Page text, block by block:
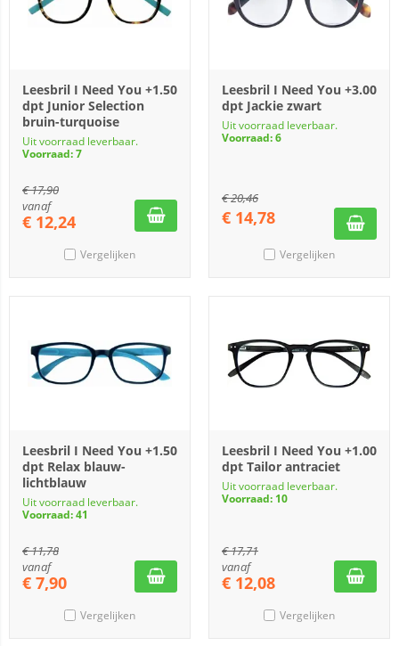
Leesbril I Need You +1.50
dpt Junior Selection
bruin-turquoise
Uit voorraad leverbaar.
Voorraad: 7
€17,90
vanaf
€ 12,24
Vergelijken
Leesbril I Need You +3.00
dpt Jackie zwart
Uit voorraad leverbaar.
Voorraad: 6
€20,46
€ 14,78
Vergelijken
Leesbril I Need You +1.50
dpt Relax blauw-
lichtblauw
Uit voorraad leverbaar.
Voorraad: 41
€11,78
vanaf
€ 7,90
Vergelijken
Leesbril I Need You +1.00
dpt Tailor antraciet
Uit voorraad leverbaar.
Voorraad: 10
€17,71
vanaf
€ 12,08
Vergelijken